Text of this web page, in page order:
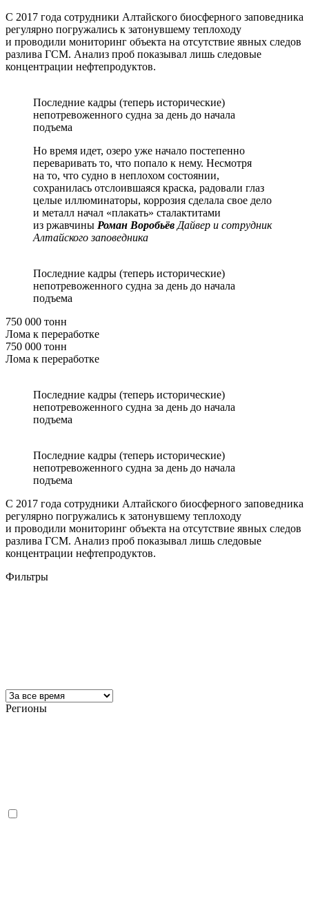
С 2017 года сотрудники Алтайского биосферного заповедника
регулярно погружались к затонувшему теплоходу
и проводили мониторинг объекта на отсутствие явных следов
разлива ГСМ. Анализ проб показывал лишь следовые
концентрации нефтепродуктов.
Последние кадры (теперь исторические)
непотревоженного судна за день до начала
подъема
Но время идет, озеро уже начало постепенно
переваривать то, что попало к нему. Несмотря
на то, что судно в неплохом состоянии,
сохранилась отслоившаяся краска, радовали глаз
целые иллюминаторы, коррозия сделала свое дело
и металл начал «плакать» сталактитами
из ржавчины Роман Воробьёв Дайвер и сотрудник
Алтайского заповедника
Последние кадры (теперь исторические)
непотревоженного судна за день до начала
подъема
750 000 тонн
Лома к переработке
750 000 тонн
Лома к переработке
Последние кадры (теперь исторические)
непотревоженного судна за день до начала
подъема
Последние кадры (теперь исторические)
непотревоженного судна за день до начала
подъема
С 2017 года сотрудники Алтайского биосферного заповедника
регулярно погружались к затонувшему теплоходу
и проводили мониторинг объекта на отсутствие явных следов
разлива ГСМ. Анализ проб показывал лишь следовые
концентрации нефтепродуктов.
Фильтры
Регионы